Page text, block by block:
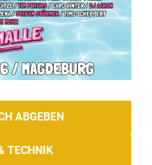
ABGEBEN
TECHNIK